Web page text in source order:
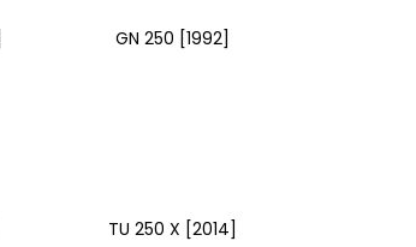
GN 250 [1992]
TU 250 X [2014]